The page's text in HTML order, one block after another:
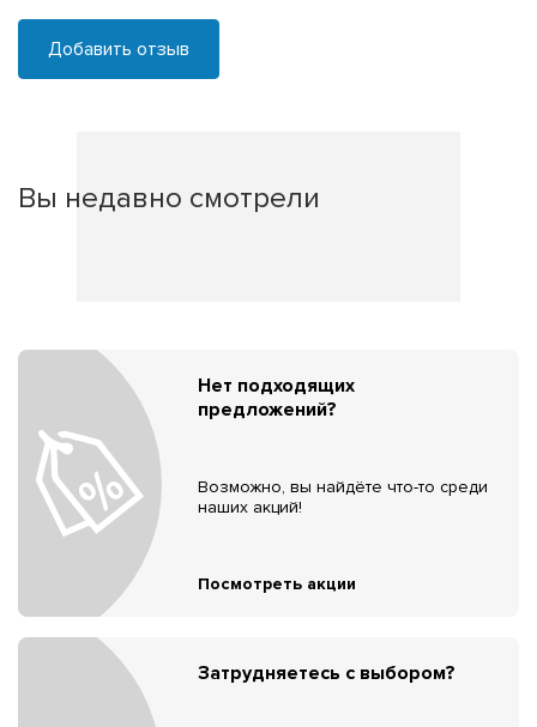
Добавить отзыв
Вы недавно смотрели
Нет подходящих
предложений?
Возможно, вы найдёте что-то среди
наших акций!
Посмотреть акции
Затрудняетесь с выбором?